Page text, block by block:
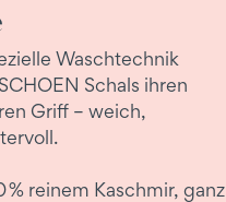
Waschtechnik
Schals ihren
Griff – weich,
% reinem Kaschmir, ganz